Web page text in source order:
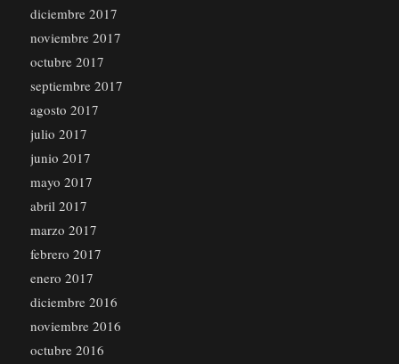
diciembre 2017
noviembre 2017
octubre 2017
septiembre 2017
agosto 2017
julio 2017
junio 2017
mayo 2017
abril 2017
marzo 2017
febrero 2017
enero 2017
diciembre 2016
noviembre 2016
octubre 2016